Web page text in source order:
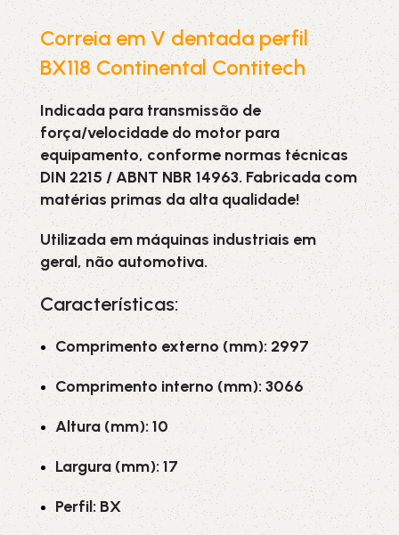
Correia em V dentada perfil
BX118 Continental Contitech
Indicada para transmissão de
força/velocidade do motor para
equipamento, conforme normas técnicas
DIN 2215 / ABNT NBR 14963. Fabricada com
matérias primas da alta qualidade!
Utilizada em máquinas industriais em
geral, não automotiva.
Características:
Comprimento externo (mm): 2997
Comprimento interno (mm): 3066
Altura (mm): 10
Largura (mm): 17
Perfil: BX